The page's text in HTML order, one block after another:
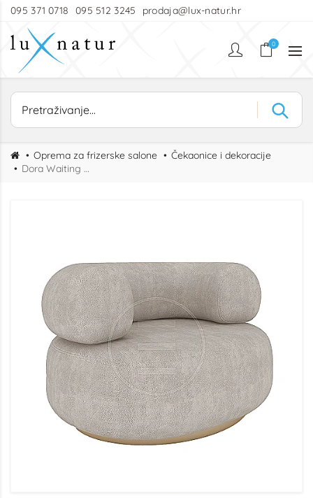
095 371 0718 095 512 3245 prodaja@lux-natur.hr
0
Oprema za frizerske salone
Čekaonice i dekoracije
Dora Waiting Chair